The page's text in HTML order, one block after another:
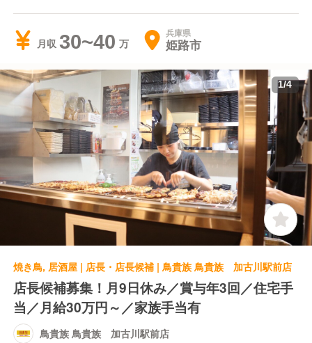
月収 30~40 兵庫県
姫路市
1/4
焼き鳥, 居酒屋 | 店長・店長候補 | 鳥貴族 鳥貴族 加古川駅前店
店長候補募集！月9日休み／賞与年3回／住宅手
当／月給30万円～／家族手当有
鳥貴族 鳥貴族 加古川駅前店